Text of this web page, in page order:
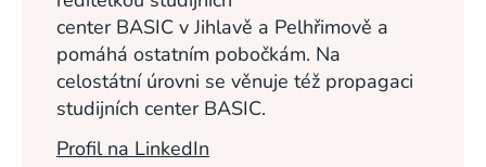
center BASIC v Jihlavě a Pelhřimově a
pomáhá ostatním pobočkám. Na
celostátní úrovni se věnuje též propagaci
studijních center BASIC.
Profil na LinkedIn